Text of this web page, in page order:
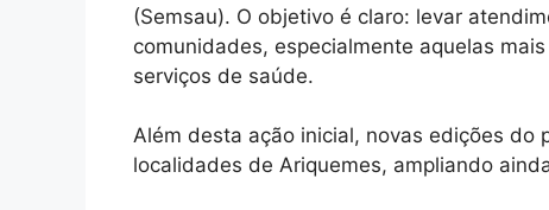
(Semsau). O objetivo é claro: levar
comunidades, especialmente aquelas
serviços de saúde.
Além desta ação inicial, novas edições do
localidades de Ariquemes, ampliando